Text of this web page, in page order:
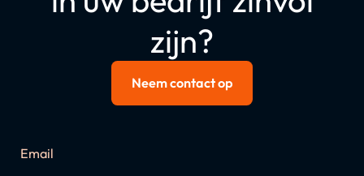
zijn?
Neem contact op
Email